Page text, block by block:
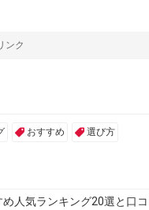
ンク
おすすめ 選び方
人気ランキング20選と口コ